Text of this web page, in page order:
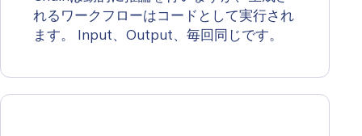
れるワークフローはコードとして実行され
ます。 Input、Output、毎回同じです。